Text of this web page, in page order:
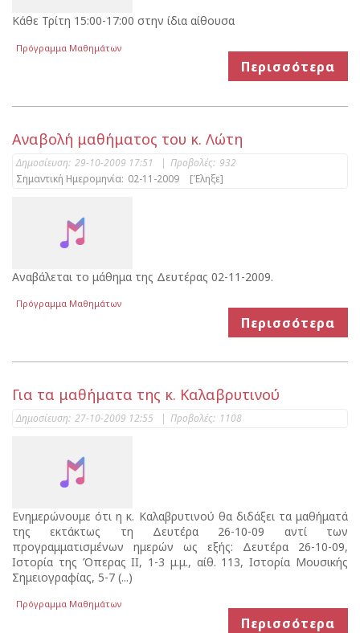
Κάθε Τρίτη 15:00-17:00 στην ίδια αίθουσα
Πρόγραμμα Μαθημάτων
Περισσότερα
Αναβολή μαθήματος του κ. Λώτη
Δημοσίευση: 29-10-2009 17:51 | Προβολές: 932
Σημαντική Ημερομηνία: 02-11-2009 [Έληξε]
Αναβάλεται το μάθημα της Δευτέρας 02-11-2009.
Πρόγραμμα Μαθημάτων
Περισσότερα
Για τα μαθήματα της κ. Καλαβρυτινού
Δημοσίευση: 27-10-2009 12:55 | Προβολές: 1108
Ενημερώνουμε ότι η κ. Καλαβρυτινού θα διδάξει τα μαθήματά
της εκτάκτως τη Δευτέρα 26-10-09 αντί των
προγραμματισμένων ημερών ως εξής: Δευτέρα 26-10-09,
Ιστορία της Όπερας ΙΙ, 1-3 μ.μ., αίθ. 113, Ιστορία Μουσικής
Σημειογραφίας, 5-7 (...)
Πρόγραμμα Μαθημάτων
Περισσότερα